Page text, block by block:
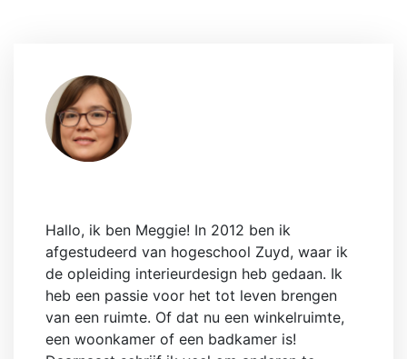
Hallo, ik ben Meggie! In 2012 ben ik
afgestudeerd van hogeschool Zuyd, waar ik
de opleiding interieurdesign heb gedaan. Ik
heb een passie voor het tot leven brengen
van een ruimte. Of dat nu een winkelruimte,
een woonkamer of een badkamer is!